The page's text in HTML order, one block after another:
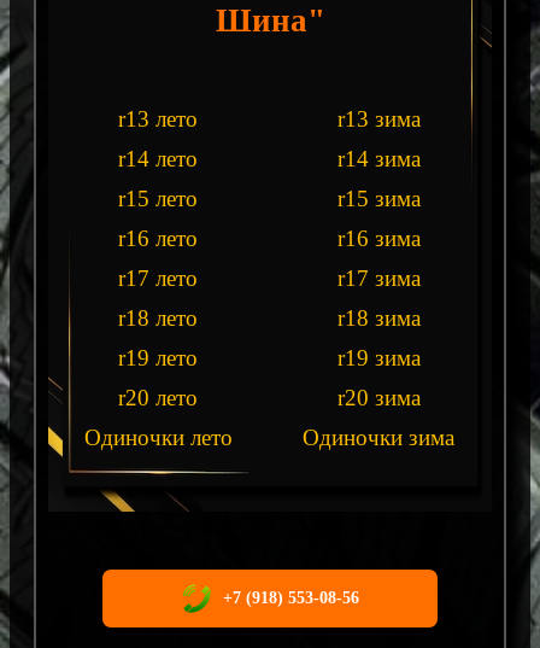
Шина"
r13 лето
r13 зима
r14 лето
r14 зима
r15 лето
r15 зима
r16 лето
r16 зима
r17 лето
r17 зима
r18 лето
r18 зима
r19 лето
r19 зима
r20 лето
r20 зима
Одиночки лето
Одиночки зима
+7 (918) 553-08-56